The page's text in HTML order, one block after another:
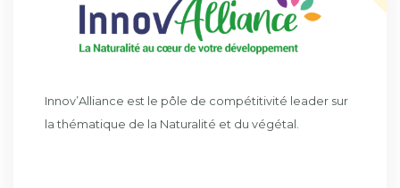
Innov’Alliance est le pôle de compétitivité leader sur
la thématique de la Naturalité et du végétal.